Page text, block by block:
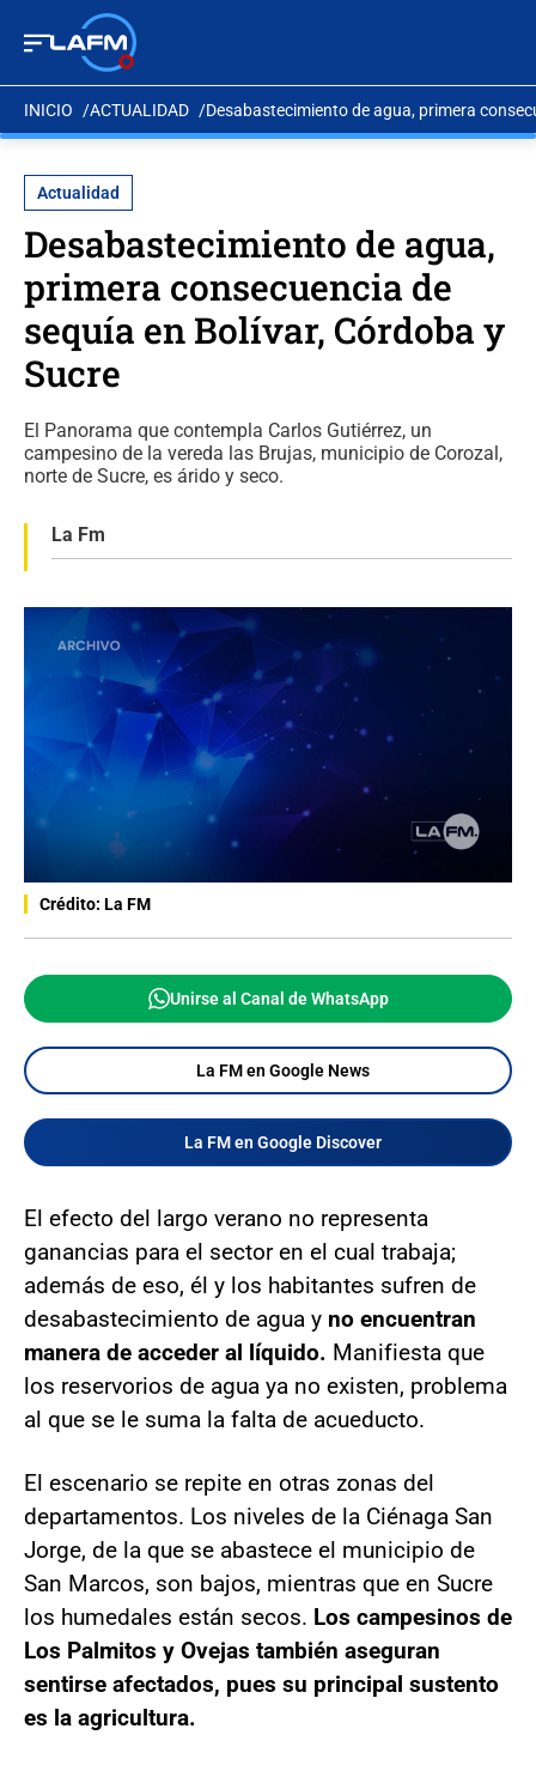
INICIO ACTUALIDAD Desabastecimiento de agua, primera
Actualidad
Desabastecimiento de agua,
primera consecuencia de
sequía en Bolívar, Córdoba y
Sucre
El Panorama que contempla Carlos Gutiérrez, un
campesino de la vereda las Brujas, municipio de Corozal,
norte de Sucre, es árido y seco.
La Fm
Crédito: La FM
Unirse al Canal de WhatsApp
La FM en Google News
La FM en Google Discover
El efecto del largo verano no representa
ganancias para el sector en el cual trabaja;
además de eso, él y los habitantes sufren de
desabastecimiento de agua y no encuentran
manera de acceder al líquido. Manifiesta que
los reservorios de agua ya no existen, problema
al que se le suma la falta de acueducto.
El escenario se repite en otras zonas del
departamentos. Los niveles de la Ciénaga San
Jorge, de la que se abastece el municipio de
San Marcos, son bajos, mientras que en Sucre
los humedales están secos. Los campesinos de
Los Palmitos y Ovejas también aseguran
sentirse afectados, pues su principal sustento
es la agricultura.